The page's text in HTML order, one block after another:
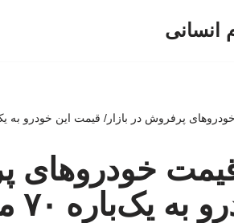
انسانی
پرفروش در بازار/ قیمت این خودرو به یک‌باره ۷۰ میلیون تومان
خودروهای